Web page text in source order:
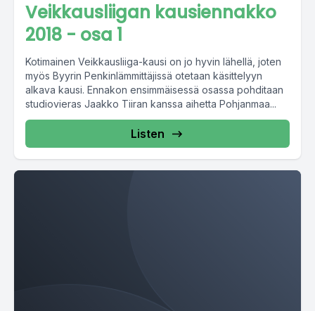
Veikkausliigan kausiennakko
2018 - osa 1
Kotimainen Veikkausliiga-kausi on jo hyvin lähellä, joten
myös Byyrin Penkinlämmittäjissä otetaan käsittelyyn
alkava kausi. Ennakon ensimmäisessä osassa pohditaan
studiovieras Jaakko Tiiran kanssa aihetta Pohjanmaa...
Listen